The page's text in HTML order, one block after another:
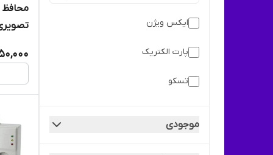
ایکس ویژن
پارت الکتریک
تسکو
موجودی